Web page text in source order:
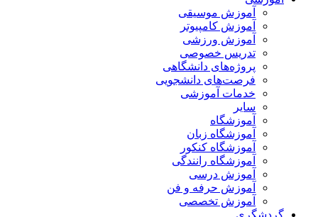
آموزش موسیقی
آموزش کامپیوتر
آموزش ورزشی
تدریس خصوصی
پروژه‌های دانشگاهی
فرصت‌های دانشجویی
خدمات آموزشی
سایر
آموزشگاه
آموزشگاه زبان
آموزشگاه کنکور
آموزشگاه رانندگی
آموزش درسی
آموزش حرفه و فن
آموزش تخصصی